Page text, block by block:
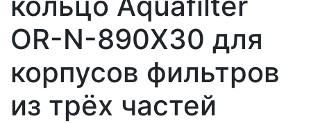
OR-N-890X30 для
корпусов фильтров
из трёх частей